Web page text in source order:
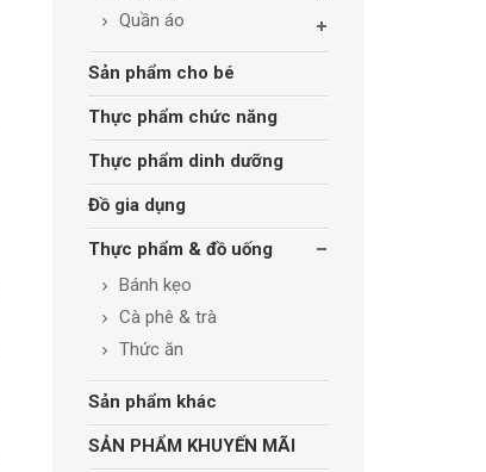
Quần áo
Sản phẩm cho bé
Thực phẩm chức năng
Thực phẩm dinh dưỡng
Đồ gia dụng
Thực phẩm & đồ uống
Bánh kẹo
Cà phê & trà
Thức ăn
Sản phẩm khác
SẢN PHẨM KHUYẾN MÃI